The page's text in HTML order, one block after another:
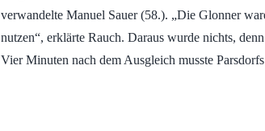
verwandelte Manuel Sauer (58.). „Die Glonner
nutzen“, erklärte Rauch. Daraus wurde nichts,
Vier Minuten nach dem Ausgleich musste